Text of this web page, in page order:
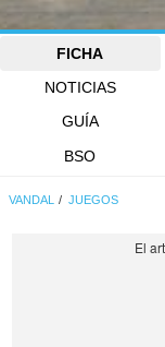
FICHA
NOTICIAS
GUÍA
BSO
VANDAL JUEGOS